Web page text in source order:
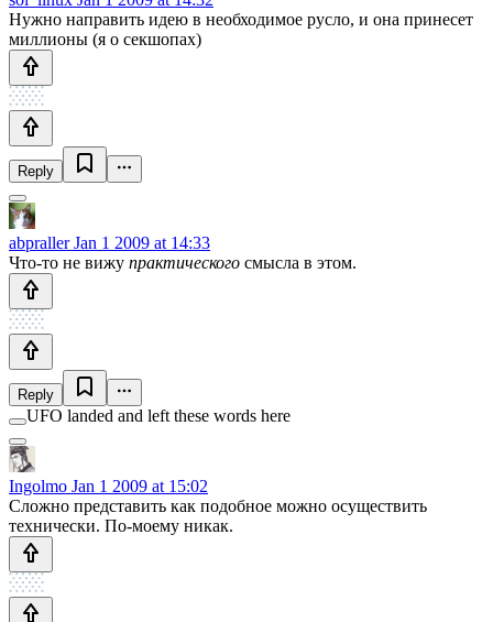
Нужно направить идею в необходимое русло, и она принесет
миллионы (я о секшопах)
Reply
abprallerJan 1 2009 at 14:33
Что-то не вижу практического смысла в этом.
Reply
UFO landed and left these words here
Ingolmo Jan 1 2009 at 15:02
Сложно представить как подобное можно осуществить
технически. По-моему никак.